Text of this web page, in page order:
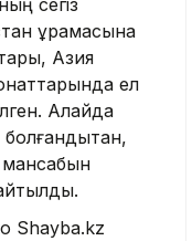
құрамасына
Азия
ел
Алайда
мансабын
Shayba.kz